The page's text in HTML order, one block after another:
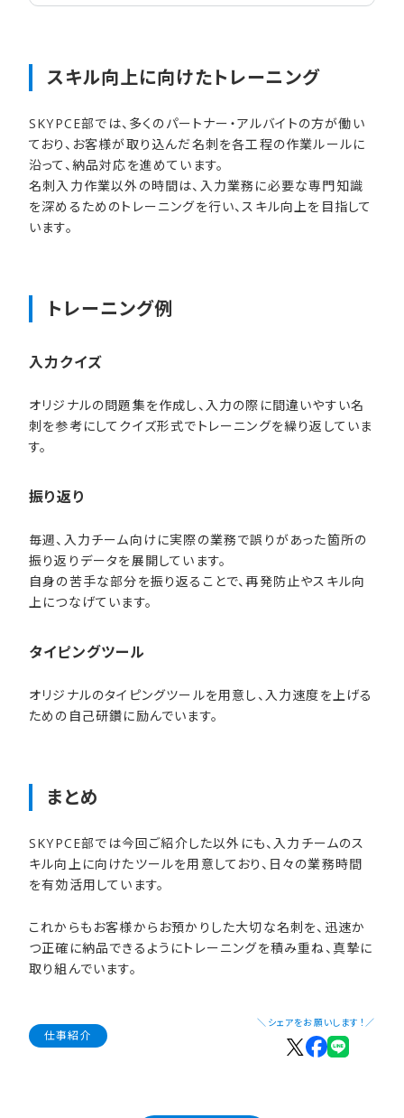
スキル向上に​向けた​トレーニング
SKYPCE部では、多くのパートナー・アルバイトの方が働い
ており、お客様が取り込んだ名刺を各工程の作業ルールに
沿って、納品対応を進めています。
名刺入力作業以外の時間は、入力業務に必要な専門知識
を深めるためのトレーニングを行い、スキル向上を目指して
います。
トレーニング例
入力クイズ
オリジナルの問題集を作成し、入力の際に間違いやすい名
刺を参考にしてクイズ形式でトレーニングを繰り返していま
す。
振り返り
毎週、入力チーム向けに実際の業務で誤りがあった箇所の
振り返りデータを展開しています。
自身の苦手な部分を振り返ることで、再発防止やスキル向
上につなげています。
タイピングツール
オリジナルのタイピングツールを用意し、入力速度を上げる
ための自己研鑽に励んでいます。
まとめ
SKYPCE部では今回ご紹介した以外にも、入力チームのス
キル向上に向けたツールを用意しており、日々の業務時間
を有効活用しています。
これからもお客様からお預かりした大切な名刺を、迅速か
つ正確に納品できるようにトレーニングを積み重ね、真摯に
取り組んでいます。
仕事紹介
＼シェアをお願いします！／